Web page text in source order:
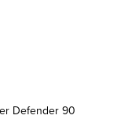
Defender 90